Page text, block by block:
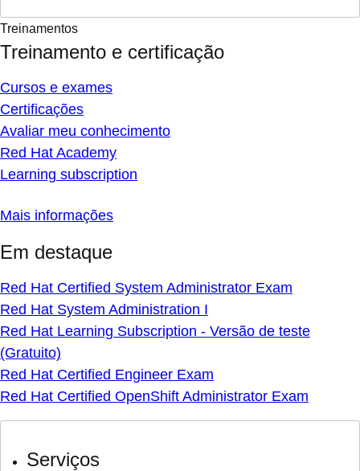
Treinamentos
Treinamento e certificação
Cursos e exames
Certificações
Avaliar meu conhecimento
Red Hat Academy
Learning subscription
Mais informações
Em destaque
Red Hat Certified System Administrator Exam
Red Hat System Administration I
Red Hat Learning Subscription - Versão de teste
(Gratuito)
Red Hat Certified Engineer Exam
Red Hat Certified OpenShift Administrator Exam
Serviços